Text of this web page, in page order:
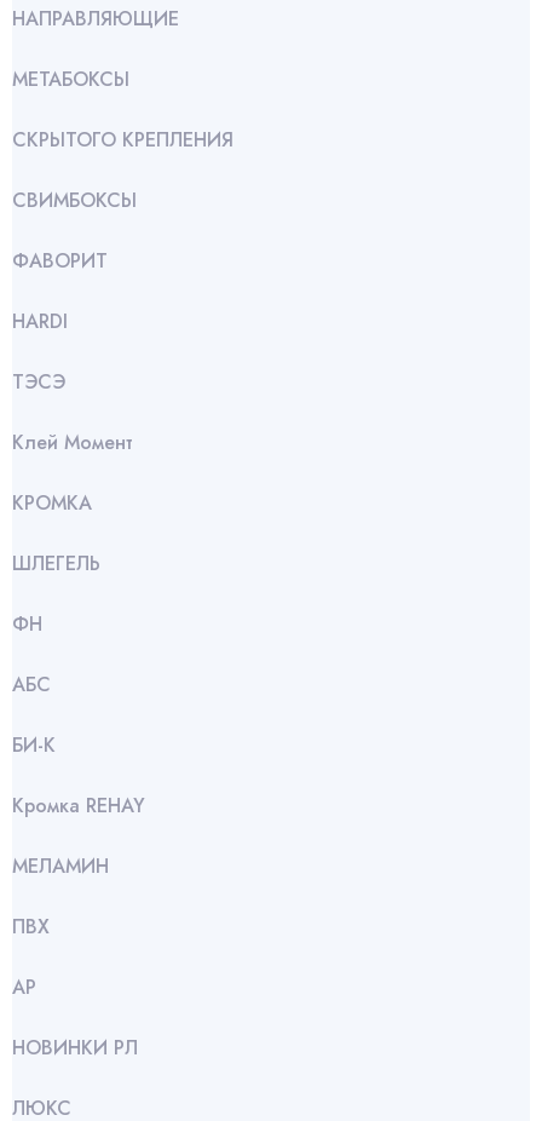
НАПРАВЛЯЮЩИЕ
МЕТАБОКСЫ
СКРЫТОГО КРЕПЛЕНИЯ
СВИМБОКСЫ
ФАВОРИТ
HARDI
ТЭСЭ
Клей Момент
КРОМКА
ШЛЕГЕЛЬ
ФН
АБС
БИ-К
Кромка REHAY
МЕЛАМИН
ПВХ
АР
НОВИНКИ РЛ
ЛЮКС